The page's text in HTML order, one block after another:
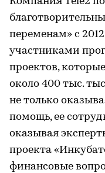
переменам» с
участниками
проектов,
около 400 тыс.
не только
помощь, ее
оказывая
проекта
финансовые